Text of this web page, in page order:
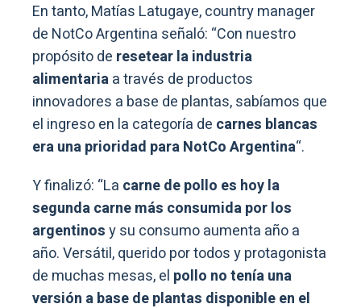
En tanto, Matías Latugaye, country manager
de NotCo Argentina señaló: “Con nuestro
propósito de resetear la industria
alimentariaa través de productos
innovadores a base de plantas, sabíamos que
el ingreso en la categoría de carnes blancas
era una prioridad para NotCo Argentina“.
Y finalizó: “La carne de pollo es hoy la
segunda carne más consumida por los
argentinosy su consumo aumenta año a
año. Versátil, querido por todos y protagonista
de muchas mesas, el pollo no tenía una
versión a base de plantas disponible en el